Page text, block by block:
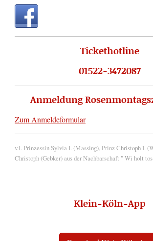
Tickethotline
01522-3472087
Anmeldung
Zum Anmeldeformular
v.l. Prinzessin Sylvia I. (Massing), Prinz Christoph I.
Christoph (Gebker) aus der Nachbarschaft " Wi holt
Klein-Köln-App